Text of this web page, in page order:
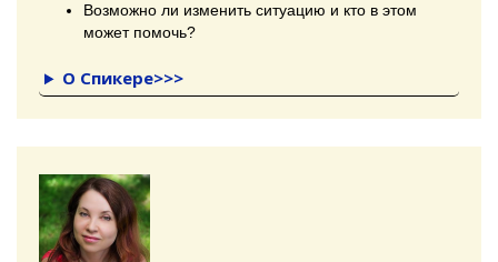
Возможно ли изменить ситуацию и кто в этом
может помочь?
О Спикере>>>